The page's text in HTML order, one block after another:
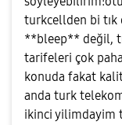
turkcellden bi tık
**bleep** değil,
tarifeleri çok
konuda fakat
anda turk
ikinci yilimdayim